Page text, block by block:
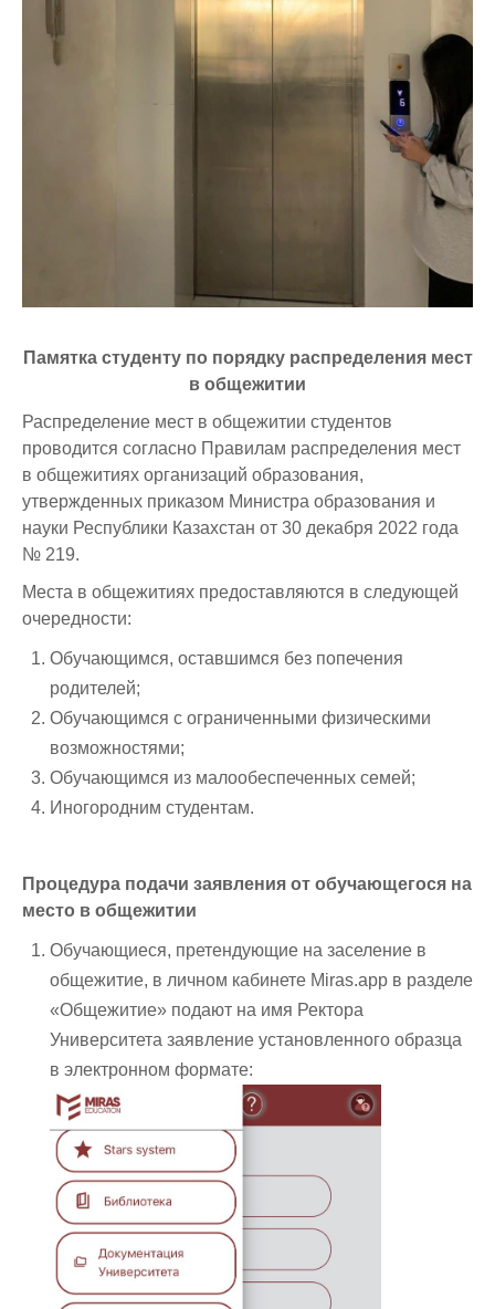
Памятка студенту по порядку распределения мест
в общежитии
Распределение мест в общежитии студентов
проводится согласно Правилам распределения мест
в общежитиях организаций образования,
утвержденных приказом Министра образования и
науки Республики Казахстан от 30 декабря 2022 года
№ 219.
Места в общежитиях предоставляются в следующей
очередности:
Обучающимся, оставшимся без попечения
родителей;
Обучающимся с ограниченными физическими
возможностями;
Обучающимся из малообеспеченных семей;
Иногородним студентам.
Процедура подачи заявления от обучающегося на
место в общежитии
Обучающиеся, претендующие на заселение в
общежитие, в личном кабинете Miras.app в разделе
«Общежитие» подают на имя Ректора
Университета заявление установленного образца
в электронном формате: